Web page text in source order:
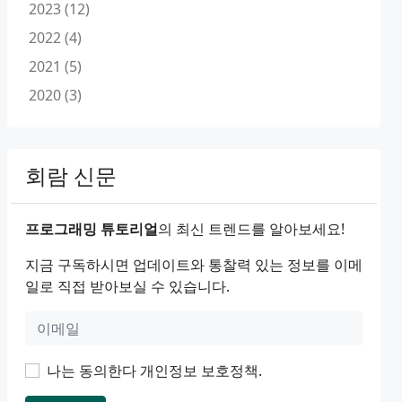
2023 (12)
2022 (4)
2021 (5)
2020 (3)
회람 신문
프로그래밍 튜토리얼의 최신 트렌드를 알아보세요!
지금 구독하시면 업데이트와 통찰력 있는 정보를 이메
일로 직접 받아보실 수 있습니다.
나는 동의한다 개인정보 보호정책.